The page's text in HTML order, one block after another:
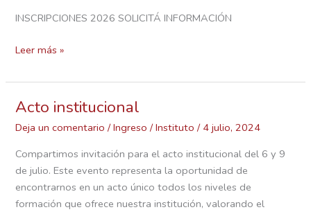
INSCRIPCIONES 2026 SOLICITÁ INFORMACIÓN
Leer más »
Acto institucional
Deja un comentario /Ingreso /Instituto/ 4 julio, 2024
Compartimos invitación para el acto institucional del 6 y 9
de julio. Este evento representa la oportunidad de
encontrarnos en un acto único todos los niveles de
formación que ofrece nuestra institución, valorando el
Acto
institucional